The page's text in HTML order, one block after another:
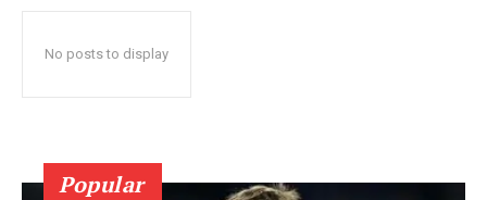
No posts to display
Popular